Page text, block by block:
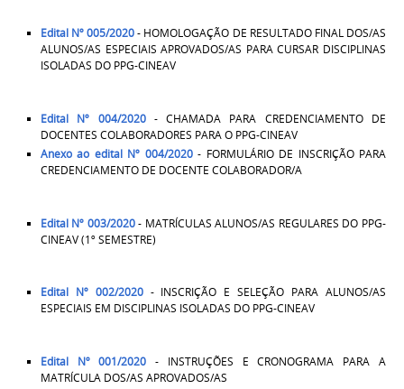
Edital Nº 005/2020- HOMOLOGAÇÃO DE RESULTADO FINAL DOS/AS
ALUNOS/AS ESPECIAIS APROVADOS/AS PARA CURSAR DISCIPLINAS
ISOLADAS DO PPG-CINEAV
Edital Nº 004/2020- CHAMADA PARA CREDENCIAMENTO DE
DOCENTES COLABORADORES PARA O PPG-CINEAV
Anexo ao edital Nº 004/2020- FORMULÁRIO DE INSCRIÇÃO PARA
CREDENCIAMENTO DE DOCENTE COLABORADOR/A
Edital Nº 003/2020- MATRÍCULAS ALUNOS/AS REGULARES DO PPG-
CINEAV (1º SEMESTRE)
Edital Nº 002/2020- INSCRIÇÃO E SELEÇÃO PARA ALUNOS/AS
ESPECIAIS EM DISCIPLINAS ISOLADAS DO PPG-CINEAV
Edital Nº 001/2020 - INSTRUÇÕES E CRONOGRAMA PARA A
MATRÍCULA DOS/AS APROVADOS/AS